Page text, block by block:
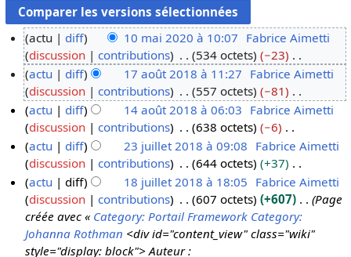
0
a
2
2
actu diff 10 mai 2020 à 10:07 Fabrice Aimetti
discussion
contributions 534 octets
−23
A
u
c
u
n
r
é
s
u
m
é
7
o
actu diff 17 août 2018 à 11:27 Fabrice Aimetti
discussion
contributions 557 octets
−81
A
u
c
u
n
r
é
s
u
4
o
actu diff 14 août 2018 à 06:03 Fabrice Aimetti
discussion
contributions 638 octets
−6
A
u
c
u
n
r
é
3
actu diff 23 juillet 2018 à 09:08 Fabrice Aimetti
discussion
contributions 644 octets
+37
A
u
c
u
n
actu diff 18 juillet 2018 à 18:05 Fabrice Aimetti
discussion
contributions 607 octets +607
Page
créée avec « Category: Portail Framework Category:
Johanna Rothman <div id="content_view" class="wiki"
style="display: block"> Auteur :